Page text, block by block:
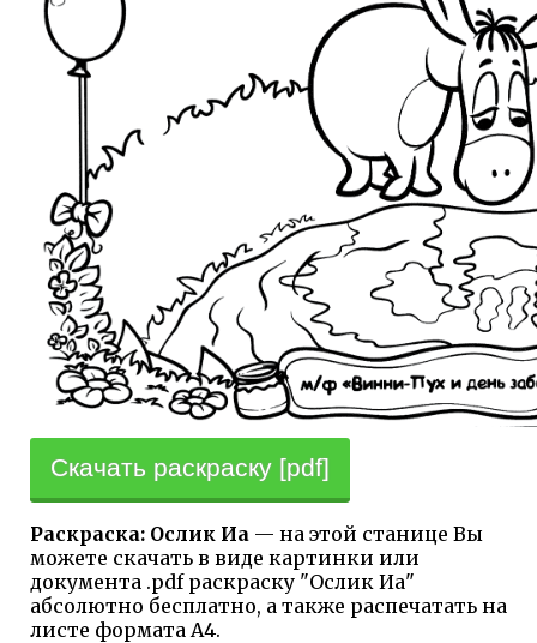
Скачать раскраску [pdf]
Раскраска: Ослик Иа — на этой станице Вы
можете скачать в виде картинки или
документа .pdf раскраску "Ослик Иа"
абсолютно бесплатно, а также распечатать на
листе формата А4.